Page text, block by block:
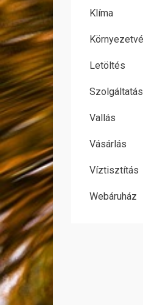
Klíma
Letöltés
Szolgáltatás
Vallás
Vásárlás
Víztisztítás
Webáruház